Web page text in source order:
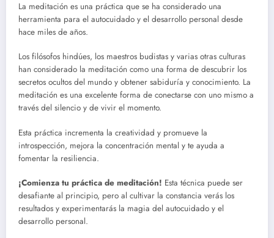
La meditación es una práctica que se ha considerado una
herramienta para el autocuidado y el desarrollo personal desde
hace miles de años.
Los filósofos hindúes, los maestros budistas y varias otras culturas
han considerado la meditación como una forma de descubrir los
secretos ocultos del mundo y obtener sabiduría y conocimiento. La
meditación es una excelente forma de conectarse con uno mismo a
través del silencio y de vivir el momento.
Esta práctica incrementa la creatividad y promueve la
introspección, mejora la concentración mental y te ayuda a
fomentar la resiliencia.
¡Comienza tu práctica de meditación! Esta técnica puede ser
desafiante al principio, pero al cultivar la constancia verás los
resultados y experimentarás la magia del autocuidado y el
desarrollo personal.